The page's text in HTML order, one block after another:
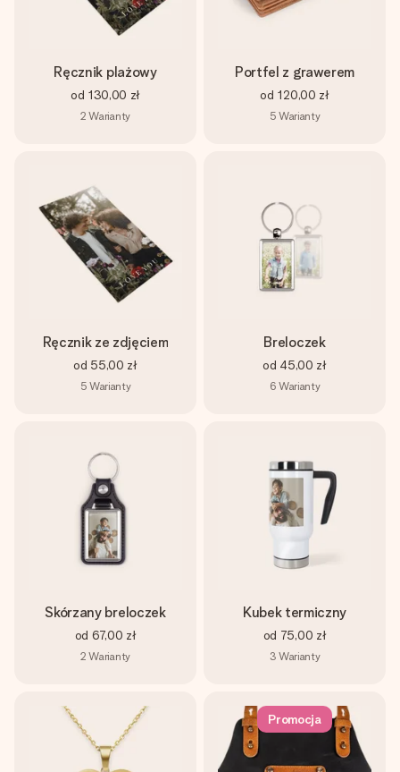
Ręcznik plażowy
od 130,00 zł
2 Warianty
Portfel z grawerem
od 120,00 zł
5 Warianty
Ręcznik ze zdjęciem
od 55,00 zł
5 Warianty
Breloczek
od 45,00 zł
6 Warianty
Skórzany breloczek
od 67,00 zł
2 Warianty
Kubek termiczny
od 75,00 zł
3 Warianty
Promocja